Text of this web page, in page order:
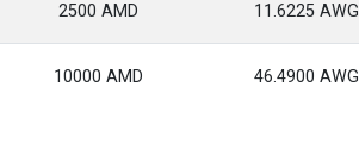
2500 AMD 11.6225 AWG
10000 AMD 46.4900 AWG